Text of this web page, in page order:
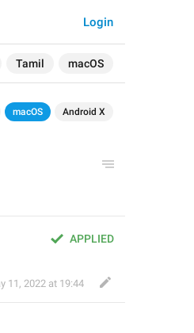
Tamil macOS
Login
macOS Android X
APPLIED
11, 2022 at 19:44